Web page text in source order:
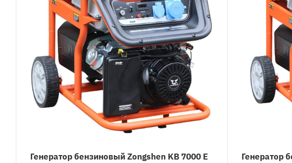
Генератор бензиновый Zongshen KB 7000 E Генератор